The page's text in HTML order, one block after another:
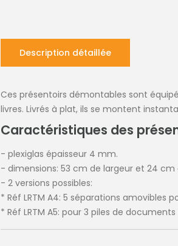
Description détaillée
Ces présentoirs démontables sont
livres. Livrés à plat, ils se montent
Caractéristiques des
- plexiglas épaisseur 4 mm.
- dimensions: 53 cm de largeur et 24 cm
- 2 versions possibles:
* Réf LRTM A4: 5 séparations amovibles
* Réf LRTM A5: pour 3 piles de documents